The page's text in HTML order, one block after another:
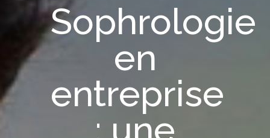
Sophrologie
en
entreprise
: une